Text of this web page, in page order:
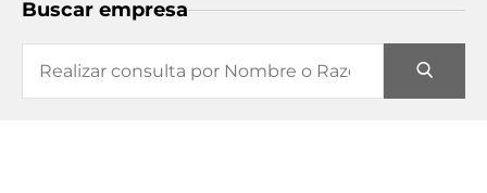
Buscar empresa